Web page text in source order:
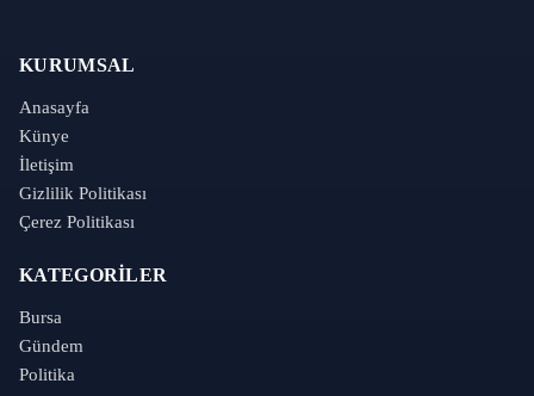
KURUMSAL
Anasayfa
Künye
İletişim
Gizlilik Politikası
Çerez Politikası
KATEGORILER
Bursa
Gündem
Politika